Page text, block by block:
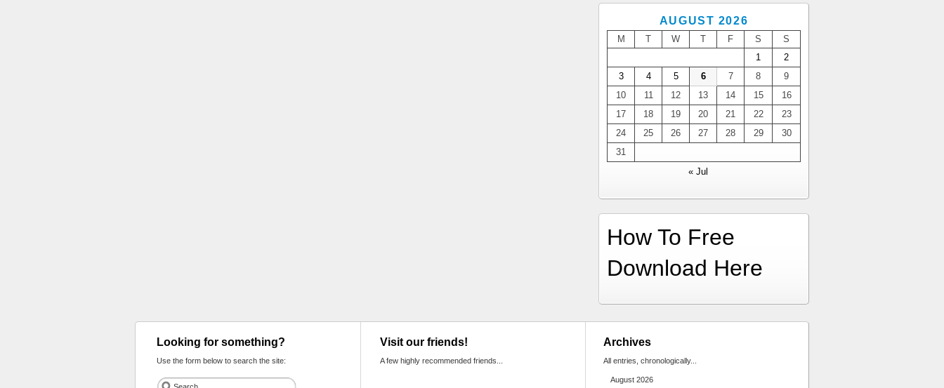
AUGUST 2026
M T W T F S
S
1
2
3
4 5 6 7 8
9
10
11 12 13 14 15
16
17
18 19 20 21 22
23
24
25 26 27 28 29
30
31
« Jul
How To Free
Download Here
Looking for something?
Use the form below to search the site:
Visit our friends!
A few highly recommended friends...
Archives
All entries, chronologically...
August 2026